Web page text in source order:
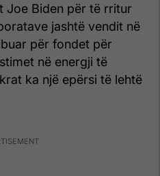
Joe Biden për të rritur
jashtë vendit në
për fondet për
në energji të
ka një epërsi të lehtë